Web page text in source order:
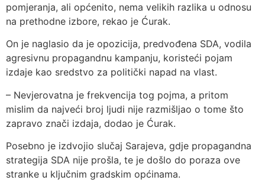
pomjeranja, ali općenito, nema velikih razlika u odnosu
na prethodne izbore, rekao je Ćurak.
On je naglasio da je opozicija, predvođena SDA, vodila
agresivnu propagandnu kampanju, koristeći pojam
izdaje kao sredstvo za politički napad na vlast.
– Nevjerovatna je frekvencija tog pojma, a pritom
mislim da najveći broj ljudi nije razmišljao o tome što
zapravo znači izdaja, dodao je Ćurak.
Posebno je izdvojio slučaj Sarajeva, gdje propagandna
strategija SDA nije prošla, te je došlo do poraza ove
stranke u ključnim gradskim općinama.